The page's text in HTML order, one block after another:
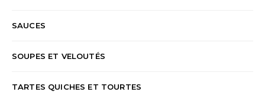
SAUCES
SOUPES ET VELOUTÉS
TARTES QUICHES ET TOURTES